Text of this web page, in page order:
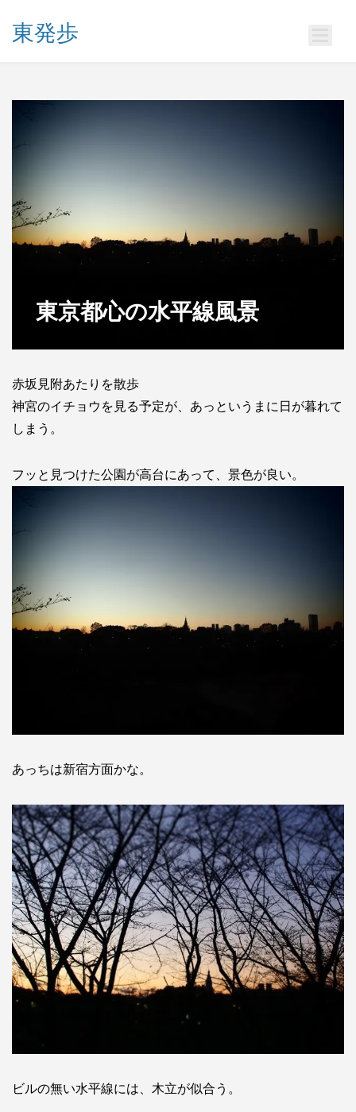
東発歩
東京都心の水平線風景
赤坂見附あたりを散歩
神宮のイチョウを見る予定が、あっというまに日が暮れて
しまう。
フッと見つけた公園が高台にあって、景色が良い。
あっちは新宿方面かな。
ビルの無い水平線には、木立が似合う。